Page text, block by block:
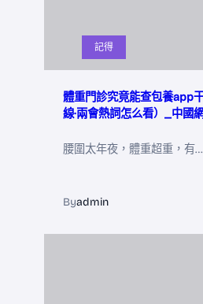
記得
體重門診究竟能查包養app
線·兩會熱詞怎么看）_中國網
腰圍太年夜，體重超重，有…
Byadmin